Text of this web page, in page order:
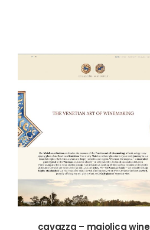
cavazza – maiolica wine